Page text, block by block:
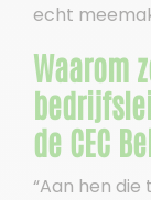
echt
Waarom
de CEC
“Aan hen